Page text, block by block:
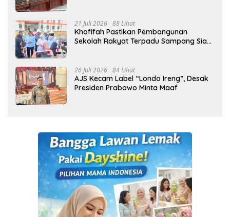
21 Juli 2026 88 Lihat
Khofifah Pastikan Pembangunan
Sekolah Rakyat Terpadu Sampang Siap
26 Juli 2026 84 Lihat
AJS Kecam Label “Londo Ireng”, Desak
Presiden Prabowo Minta Maaf